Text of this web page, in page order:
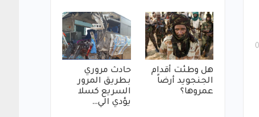
هل وطئت أقدام
الجنجويد أرضاً
عمروها؟
حادث مروري
بطريق المرور
السريع كسلا
يؤدي الي…